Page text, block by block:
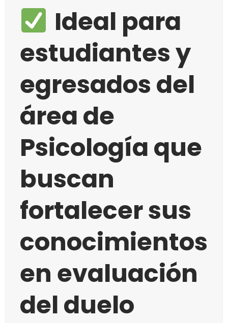
Ideal para
estudiantes y
egresados del
área de
Psicología que
buscan
fortalecer sus
conocimientos
en evaluación
del duelo